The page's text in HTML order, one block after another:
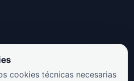
cookies técnicas necesarias